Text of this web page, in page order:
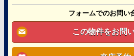
フォームでのお問い
この物件をお問